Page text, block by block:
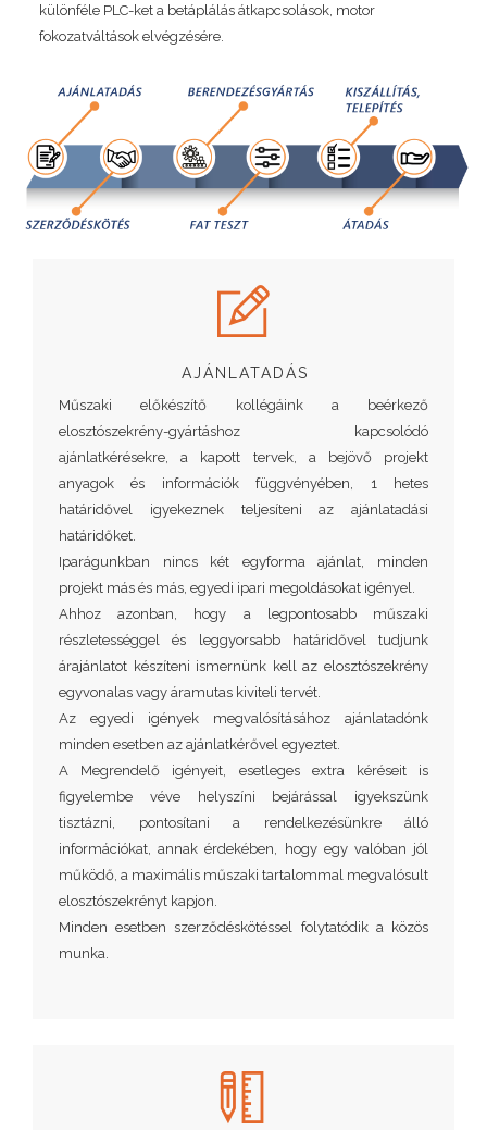
különféle PLC-ket a betáplálás átkapcsolások, motor
fokozatváltások elvégzésére.
AJÁNLATADÁS
Műszaki előkészítő kollégáink a beérkező
elosztószekrény-gyártáshoz kapcsolódó
ajánlatkérésekre, a kapott tervek, a bejövő projekt
anyagok és információk függvényében, 1 hetes
határidővel igyekeznek teljesíteni az ajánlatadási
határidőket.
Iparágunkban nincs két egyforma ajánlat, minden
projekt más és más, egyedi ipari megoldásokat igényel.
Ahhoz azonban, hogy a legpontosabb műszaki
részletességgel és leggyorsabb határidővel tudjunk
árajánlatot készíteni ismernünk kell az elosztószekrény
egyvonalas vagy áramutas kiviteli tervét.
Az egyedi igények megvalósításához ajánlatadónk
minden esetben az ajánlatkérővel egyeztet.
A Megrendelő igényeit, esetleges extra kéréseit is
figyelembe véve helyszíni bejárással igyekszünk
tisztázni, pontosítani a rendelkezésünkre álló
információkat, annak érdekében, hogy egy valóban jól
működő, a maximális műszaki tartalommal megvalósult
elosztószekrényt kapjon.
Minden esetben szerződéskötéssel folytatódik a közös
munka.